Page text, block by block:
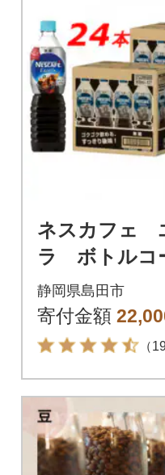
ネスカフェ
ラ ボトルコ
無糖 900ml 2
(24本)
静岡県島田市
寄付金額
（